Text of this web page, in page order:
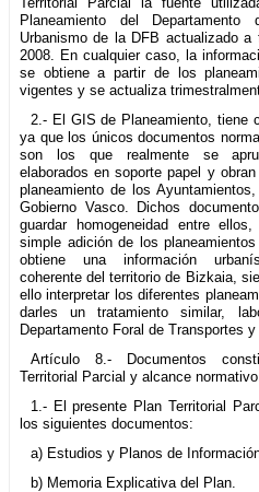
Planeamiento del
Urbanismo de la DFB actualizado a
2008. En cualquier caso, la
se obtiene a partir de los
vigentes y se actualiza
2.- El GIS de Planeamiento, tiene
ya que los únicos documentos
son los que realmente se
elaborados en soporte papel y
planeamiento de los
Gobierno Vasco. Dichos
guardar homogeneidad entre
simple adición de los
obtiene una información
coherente del territorio de Bizkaia,
ello interpretar los diferentes
darles un tratamiento similar,
Departamento Foral de Transportes y
Artículo 8.- Documentos
Territorial Parcial y alcance normativo.
1.- El presente Plan Territorial
los siguientes documentos:
a) Estudios y Planos de
b) Memoria Explicativa del Plan.